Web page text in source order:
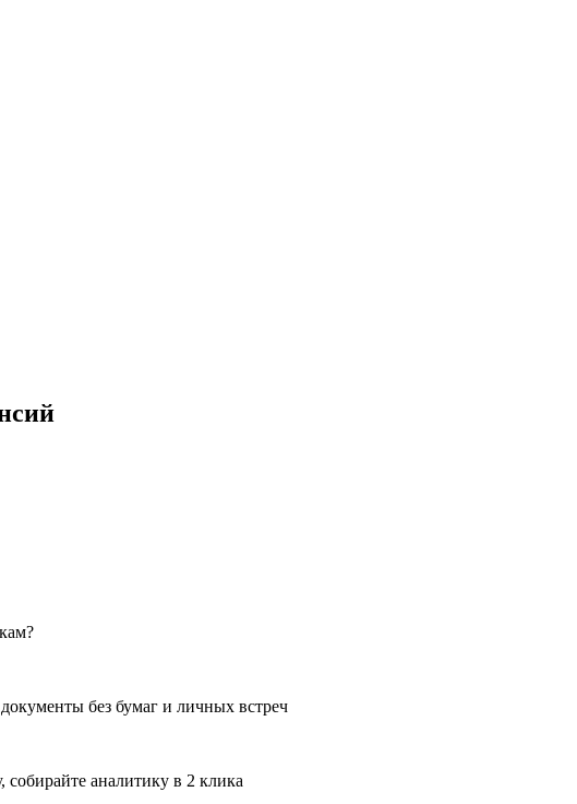
без бумаг и личных встреч
собирайте аналитику в 2 клика